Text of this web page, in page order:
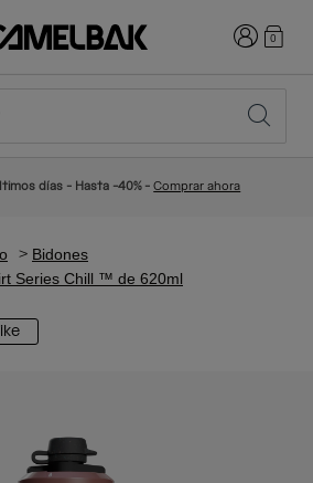
Iniciar0
días - Hasta -40% -Comprar ahora
Bidones
Series Chill ™ de 620ml